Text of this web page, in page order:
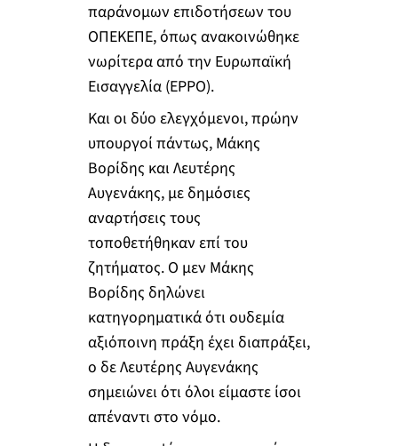
παράνομων επιδοτήσεων του
ΟΠΕΚΕΠΕ, όπως ανακοινώθηκε
νωρίτερα από την Ευρωπαϊκή
Εισαγγελία (EPPO).
Και οι δύο ελεγχόμενοι, πρώην
υπουργοί πάντως, Μάκης
Βορίδης και Λευτέρης
Αυγενάκης, με δημόσιες
αναρτήσεις τους
τοποθετήθηκαν επί του
ζητήματος. Ο μεν Μάκης
Βορίδης δηλώνει
κατηγορηματικά ότι ουδεμία
αξιόποινη πράξη έχει διαπράξει,
ο δε Λευτέρης Αυγενάκης
σημειώνει ότι όλοι είμαστε ίσοι
απέναντι στο νόμο.